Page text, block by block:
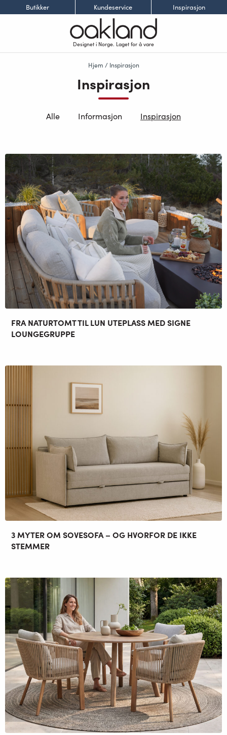
Butikker Kundeservice Inspirasjon
Designet i Norge. Laget for å vare
Hjem / Inspirasjon
Inspirasjon
Alle Informasjon Inspirasjon
FRA NATURTOMT TIL LUN UTEPLASS MED SIGNE
LOUNGEGRUPPE
3 MYTER OM SOVESOFA – OG HVORFOR DE IKKE
STEMMER